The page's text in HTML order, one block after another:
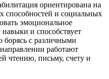
ориентирована на
способностей и социальных
эмоциональное
навыки и способствует
борясь с различными
работают
чтению, письму, счету и